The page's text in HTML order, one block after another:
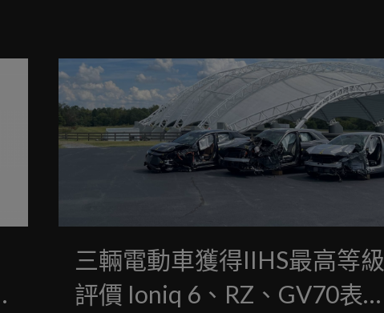
三輛電動車獲得IIHS最高等級
評價 Ioniq 6、RZ、GV70表現